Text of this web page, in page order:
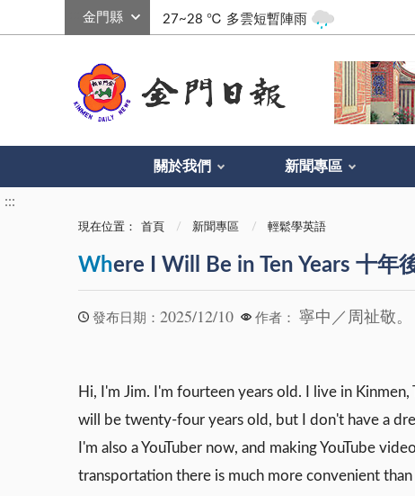
27~28 ℃ 多雲短暫陣雨
關於我們 新聞專區
:::
現在位置： 首頁 新聞專區 輕鬆學英語
Where I Will Be in Ten Years 十年
發布日期： 2025/12/10 作者： 寧中／周祉敬。
Hi, I'm Jim. I'm fourteen years old. I live in
will be twenty-four years old, but I don't have a
I'm also a YouTuber now, and making YouTube
transportation there is much more convenient